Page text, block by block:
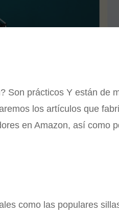
Son prácticos Y están de
los artículos que
en Amazon, así como
como las populares